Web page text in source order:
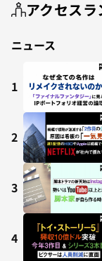
アクセス
ニュース
1
2
3
4